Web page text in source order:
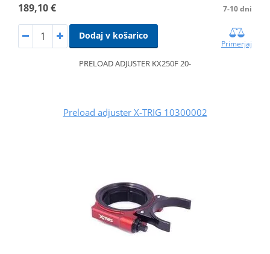
189,10 € 7-10 dni
Dodaj v košarico
Primerjaj
PRELOAD ADJUSTER KX250F 20-
Preload adjuster X-TRIG 10300002